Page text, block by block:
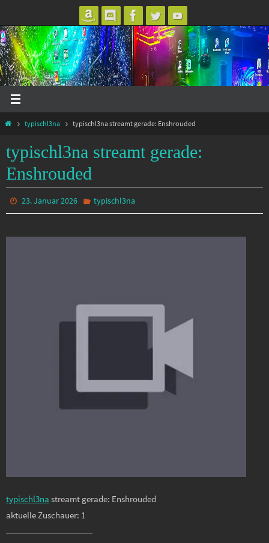
Inhalt
springen
Starttypischl3na typischl3na streamt gerade: Enshrouded
typischl3na streamt gerade:
Enshrouded
23. Januar 2026 typischl3na
typischl3na streamt gerade: Enshrouded
aktuelle Zuschauer: 1